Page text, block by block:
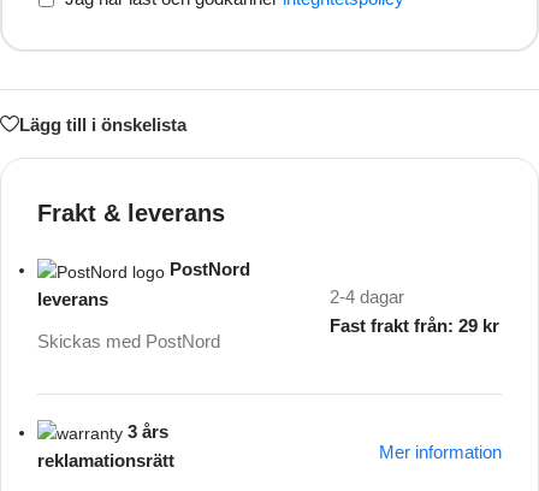
Lägg till i önskelista
Frakt & leverans
PostNord
leverans
Skickas med PostNord
2-4 dagar
Fast frakt från: 29 kr
3 års
reklamationsrätt
Mer information